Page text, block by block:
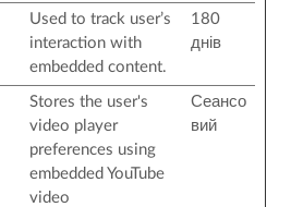
Used to track user’s
interaction with
embedded content.
180
днів
Stores the user's
video player
preferences using
embedded YouTube
video
Сеансо
вий